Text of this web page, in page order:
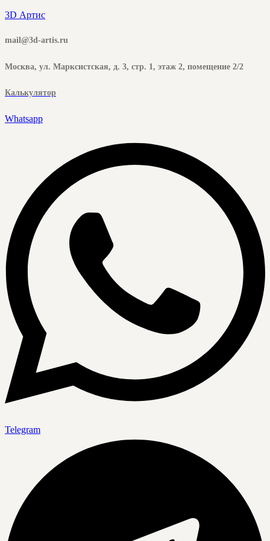
3D Артис
mail@3d-artis.ru
Москва, ул. Марксистская, д. 3, стр. 1, этаж 2, помещение 2/2
Калькулятор
Whatsapp
Telegram